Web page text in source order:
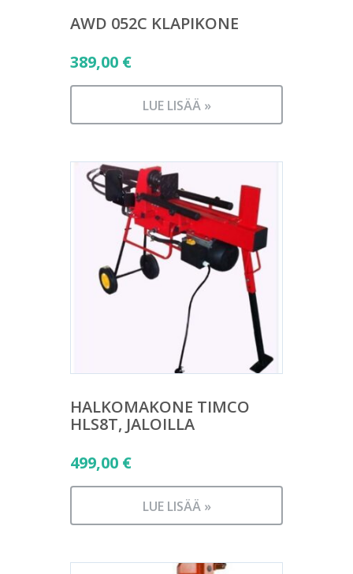
AWD 052C KLAPIKONE
389,00 €
LUE LISÄÄ »
HALKOMAKONE TIMCO
HLS8T, JALOILLA
499,00 €
LUE LISÄÄ »